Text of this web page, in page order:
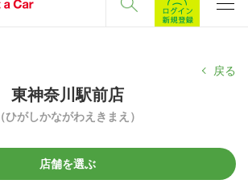
戻る
東神奈川駅前店
（ひがしかながわえきまえ）
店舗を選ぶ